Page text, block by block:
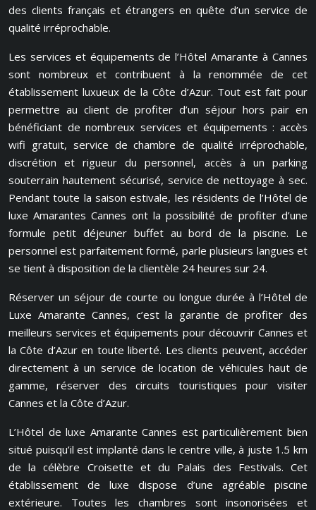
des clients français et étrangers en quête d’un service de
qualité irréprochable.
Les services et équipements de l’Hôtel Amarante à Cannes
sont nombreux et contribuent à la renommée de cet
établissement luxueux de la Côte d’Azur. Tout est fait pour
permettre au client de profiter d’un séjour hors pair en
bénéficiant de nombreux services et équipements : accès
wifi gratuit, service de chambre de qualité irréprochable,
discrétion et rigueur du personnel, accès à un parking
souterrain hautement sécurisé, service de nettoyage à sec.
Pendant toute la saison estivale, les résidents de l’Hôtel de
luxe Amarantes Cannes ont la possibilité de profiter d’une
formule petit déjeuner buffet au bord de la piscine. Le
personnel est parfaitement formé, parle plusieurs langues et
se tient à disposition de la clientèle 24 heures sur 24.
Réserver un séjour de courte ou longue durée à l’Hôtel de
Luxe Amarante Cannes, c’est la garantie de profiter des
meilleurs services et équipements pour découvrir Cannes et
la Côte d’Azur en toute liberté. Les clients peuvent, accéder
directement à un service de location de véhicules haut de
gamme, réserver des circuits touristiques pour visiter
Cannes et la Côte d’Azur.
L’Hôtel de luxe Amarante Cannes est particulièrement bien
situé puisqu’il est implanté dans le centre ville, à juste 1.5 km
de la célèbre Croisette et du Palais des Festivals. Cet
établissement de luxe dispose d’une agréable piscine
extérieure. Toutes les chambres sont insonorisées et